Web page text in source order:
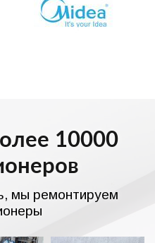
10000
мы ремонтируем